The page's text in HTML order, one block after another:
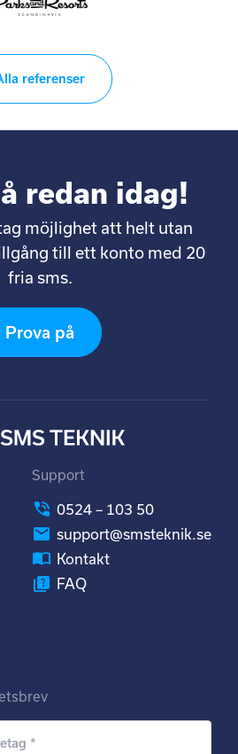
referenser
redan idag!
möjlighet att helt utan
till ett konto med 20
fria sms.
Prova på
Support
0524 – 103 50
support@smsteknik.se
Kontakt
FAQ